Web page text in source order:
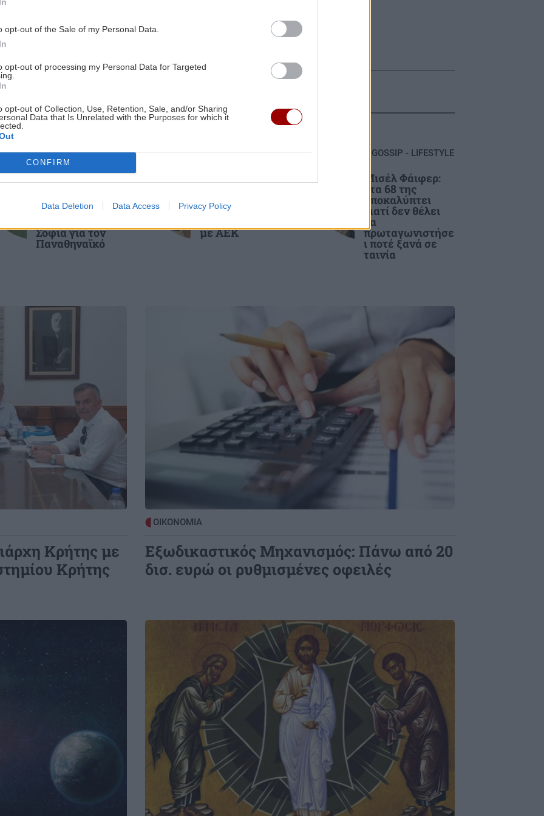
opt-out of the Sale of my Personal Data.
opt-out of processing my Personal Data for Targeted
opt-out of Collection, Use, Retention, Sale, and/or Sharing
Data that Is Unrelated with the Purposes for which it
CONFIRM
Data Deletion Data Access Privacy Policy
23:00
Διπλωματική κρίση πλέον μεταξύ της
21:00
GOSSIP - LIFESTYLE
ΕΠΙΣΤΗΜΗ
βιοδιασπώμενα δολώματα ψαρέματος
διαλύονται σε δύο εβδομάδες
– Το ψήφισμα του Δήμου
ΚΡΗΤΗ
Εργαζόμενοι Βενιζέλειου: Ο κόμβος
είναι αναγκαίος – Ώρα να
χρηματοδοτηθούν και τα ώριμα έργα
20:26
ΚΡΗΤΗ
Λαχτάρησαν οι περαστικοί στην
Αρχιεπισκόπου Μακαρίου – Φωτιά σε
δίκυκλο κινητοποίησε την
Πυροσβεστική
Ηλεκτρική διασύνδεση Ελλάδας -
Κύπρου: Πλειοψηφικός μέτοχος η
γαλλική Meridiam στον GSI
οι ειδήσεις
ΑΘΛΗΤΙΚΑ
Conference
μέτρια εμφάνιση
και η πρόκριση
Σόφια για τον
Παναθηναϊκό
ΑΘΛΗΤΙΚΑ
αποστολή του
ΟΦΗ - Η προσοχή
με ΑΕΚ
GOSSIP - LIFESTYLE
Μισέλ Φάιφερ:
Στα 68 της
αποκαλύπτει
γιατί δεν θέλει
να
πρωταγωνιστήσε
ι ποτέ ξανά σε
ταινία
Κρήτης με
Κρήτης
ΟΙΚΟΝΟΜΙΑ
Εξωδικαστικός Μηχανισμός: Πάνω από 20
δισ. ευρώ οι ρυθμισμένες οφειλές